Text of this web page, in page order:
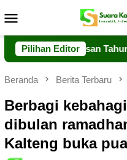
ke
Mobile
Pilihan Editor
Pengawasan Tahura,
Beranda Berita Terbaru
Berbagi
dibulan
Kalteng buka